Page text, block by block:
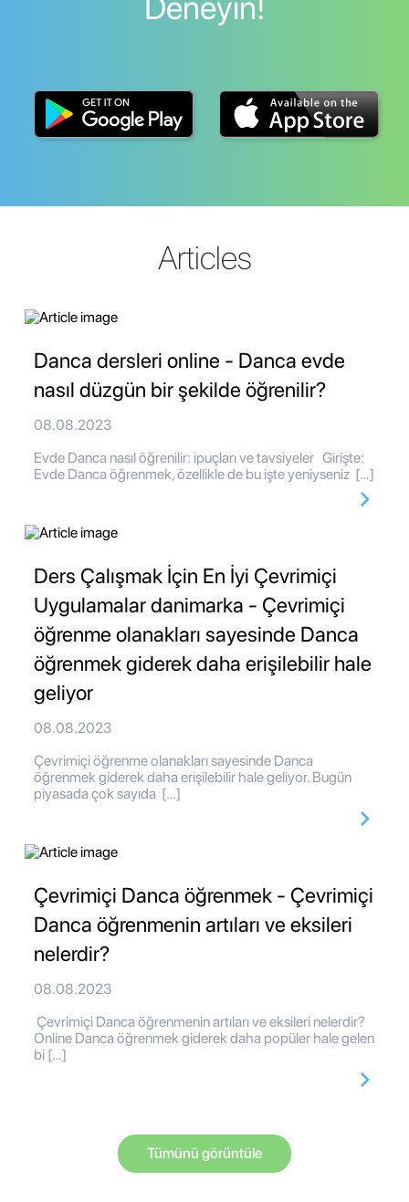
Deneyin!
Articles
Danca dersleri online - Danca evde
nasıl düzgün bir şekilde öğrenilir?
08.08.2023
Evde Danca nasıl öğrenilir: ipuçları ve tavsiyeler Girişte:
Evde Danca öğrenmek, özellikle de bu işte yeniyseniz […]
Ders Çalışmak İçin En İyi Çevrimiçi
Uygulamalar danimarka - Çevrimiçi
öğrenme olanakları sayesinde Danca
öğrenmek giderek daha erişilebilir hale
geliyor
08.08.2023
Çevrimiçi öğrenme olanakları sayesinde Danca
öğrenmek giderek daha erişilebilir hale geliyor. Bugün
piyasada çok sayıda […]
Çevrimiçi Danca öğrenmek - Çevrimiçi
Danca öğrenmenin artıları ve eksileri
nelerdir?
08.08.2023
Çevrimiçi Danca öğrenmenin artıları ve eksileri nelerdir?
Online Danca öğrenmek giderek daha popüler hale gelen
bi […]
Tümünü görüntüle